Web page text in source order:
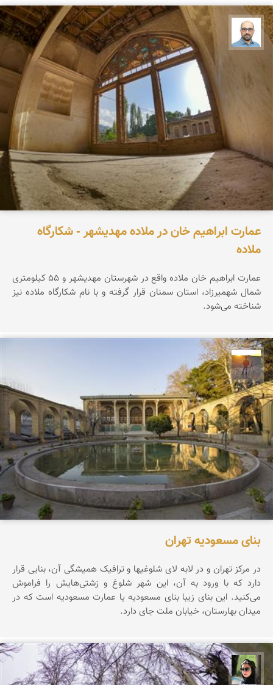
بابک ارجمندی
عمارت ابراهیم خان در ملاده مهدیشهر - شکارگاه
ملاده
عمارت ابراهیم خان ملاده واقع در شهرستان مهدیشهر و ۵۵ کیلومتری
شمال شهمیرزاد، استان سمنان قرار گرفته و با نام شکارگاه ملاده نیز
شناخته می‌شود.
مهدی مخلصیان
بنای مسعودیه تهران
در مرکز تهران و در لابه لای شلوغیها و ترافیک همیشگی آن، بنایی قرار
دارد که با ورود به آن، این شهر شلوغ و زشتی‌هایش را فراموش
می‌کنید. این بنای زیبا بنای مسعودیه یا عمارت مسعودیه است که در
میدان بهارستان، خیابان ملت جای دارد.
سپیده اصلان